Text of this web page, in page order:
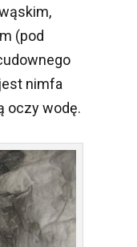
(pod
nimfa
oczy wodę.